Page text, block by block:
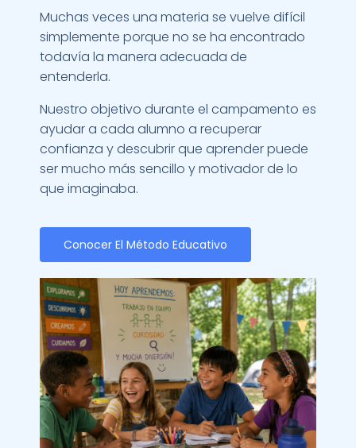
Muchas veces una materia se vuelve difícil
simplemente porque no se ha encontrado
todavía la manera adecuada de
entenderla.
Nuestro objetivo durante el campamento es
ayudar a cada alumno a recuperar
confianza y descubrir que aprender puede
ser mucho más sencillo y motivador de lo
que imaginaba.
Conocer El Método Educativo